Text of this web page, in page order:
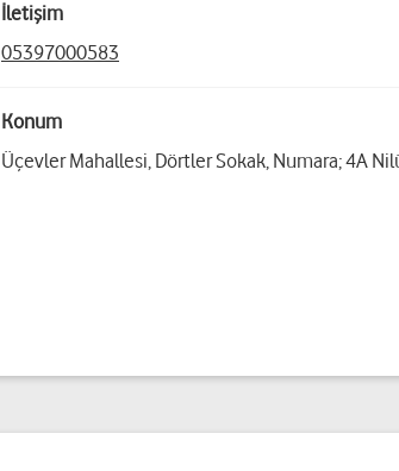
İletişim
05397000583
Konum
Üçevler Mahallesi, Dörtler Sokak, Numara; 4A